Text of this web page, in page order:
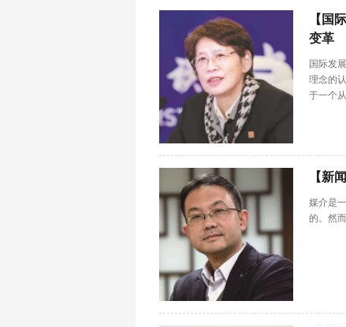
【国
变革
国际发
理念的
于一个
【新
媒介是
的。然